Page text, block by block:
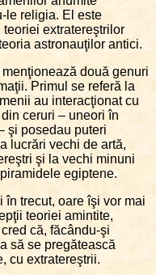
le religia. El este
extratereştrilor
astronauţilor antici.
două genuri
Primul se referă la
au interacţionat cu
ceruri – uneori în
şi posedau puteri
lucrări vechi de artă,
şi la vechi minuni
egiptene.
în trecut, oare îşi vor mai
teoriei amintite,
că, făcându-şi
să se pregătească
cu extratereştrii.